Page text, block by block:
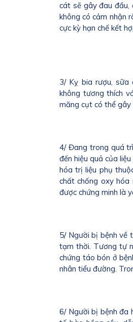
cát sẽ gây đau đầu,
không có cảm nhận
cực kỳ hạn chế kết
3/ Kỵ bia rượu, sữa
không tương thích
măng cụt có thể gây
4/ Đang trong quá
đến hiệu quả của
hóa trị liệu phụ
chất chống oxy
được chứng minh là
5/ Người bị bệnh về
tạm thời. Tương tự
chứng táo bón ở
nhân tiểu đường.
6/ Người bị bệnh đa